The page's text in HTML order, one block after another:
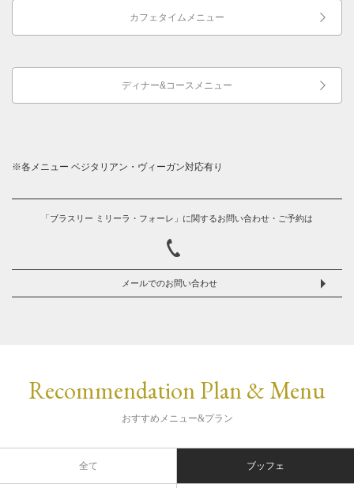
カフェタイムメニュー
ディナー&コースメニュー
※各メニュー ベジタリアン・ヴィーガン対応有り
「ブラスリー ミリーラ・フォーレ」に関するお問い合わせ・ご予約は
メールでのお問い合わせ
Recommendation Plan & Menu
おすすめメニュー&プラン
全て ブッフェ